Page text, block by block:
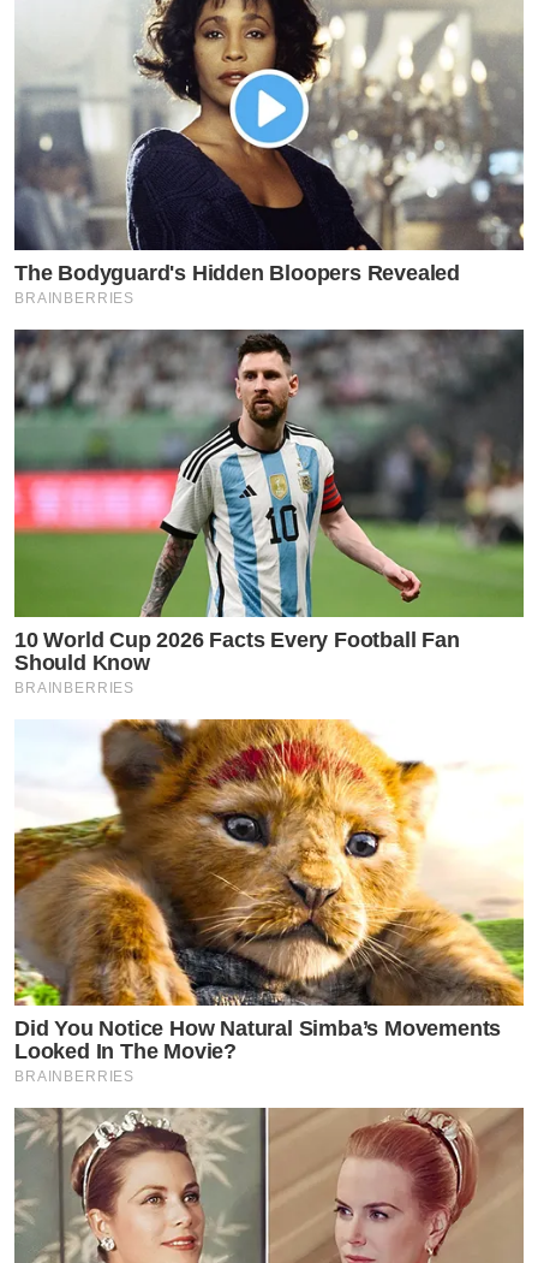
The Bodyguard's Hidden Bloopers Revealed
BRAINBERRIES
10 World Cup 2026 Facts Every Football Fan
Should Know
BRAINBERRIES
Did You Notice How Natural Simba’s Movements
Looked In The Movie?
BRAINBERRIES